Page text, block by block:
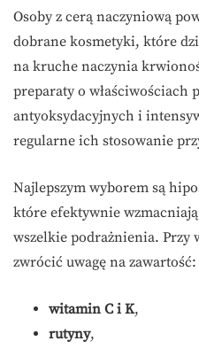
Osoby z cerą naczyniową
dobrane kosmetyki, które
na kruche naczynia
preparaty o właściwościach
antyoksydacyjnych i
regularne ich stosowanie
Najlepszym wyborem są
które efektywnie wzmacniają
wszelkie podrażnienia. Przy
zwrócić uwagę na zawartość:
witamin C i K,
rutyny,